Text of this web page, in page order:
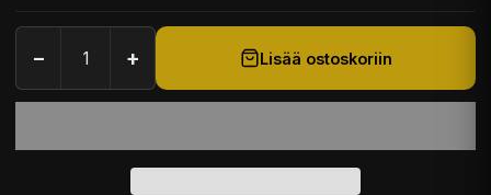
− + Lisää ostoskoriin